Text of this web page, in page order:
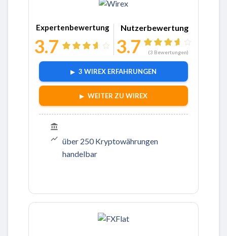
Zu Wirex
Expertenbewertung
3.7
Nutzerbewertung
3.7 (3 Bewertungen)
3 WIREX ERFAHRUNGEN
WEITER ZU WIREX
über 250 Kryptowährungen
handelbar
Zu FXFlat